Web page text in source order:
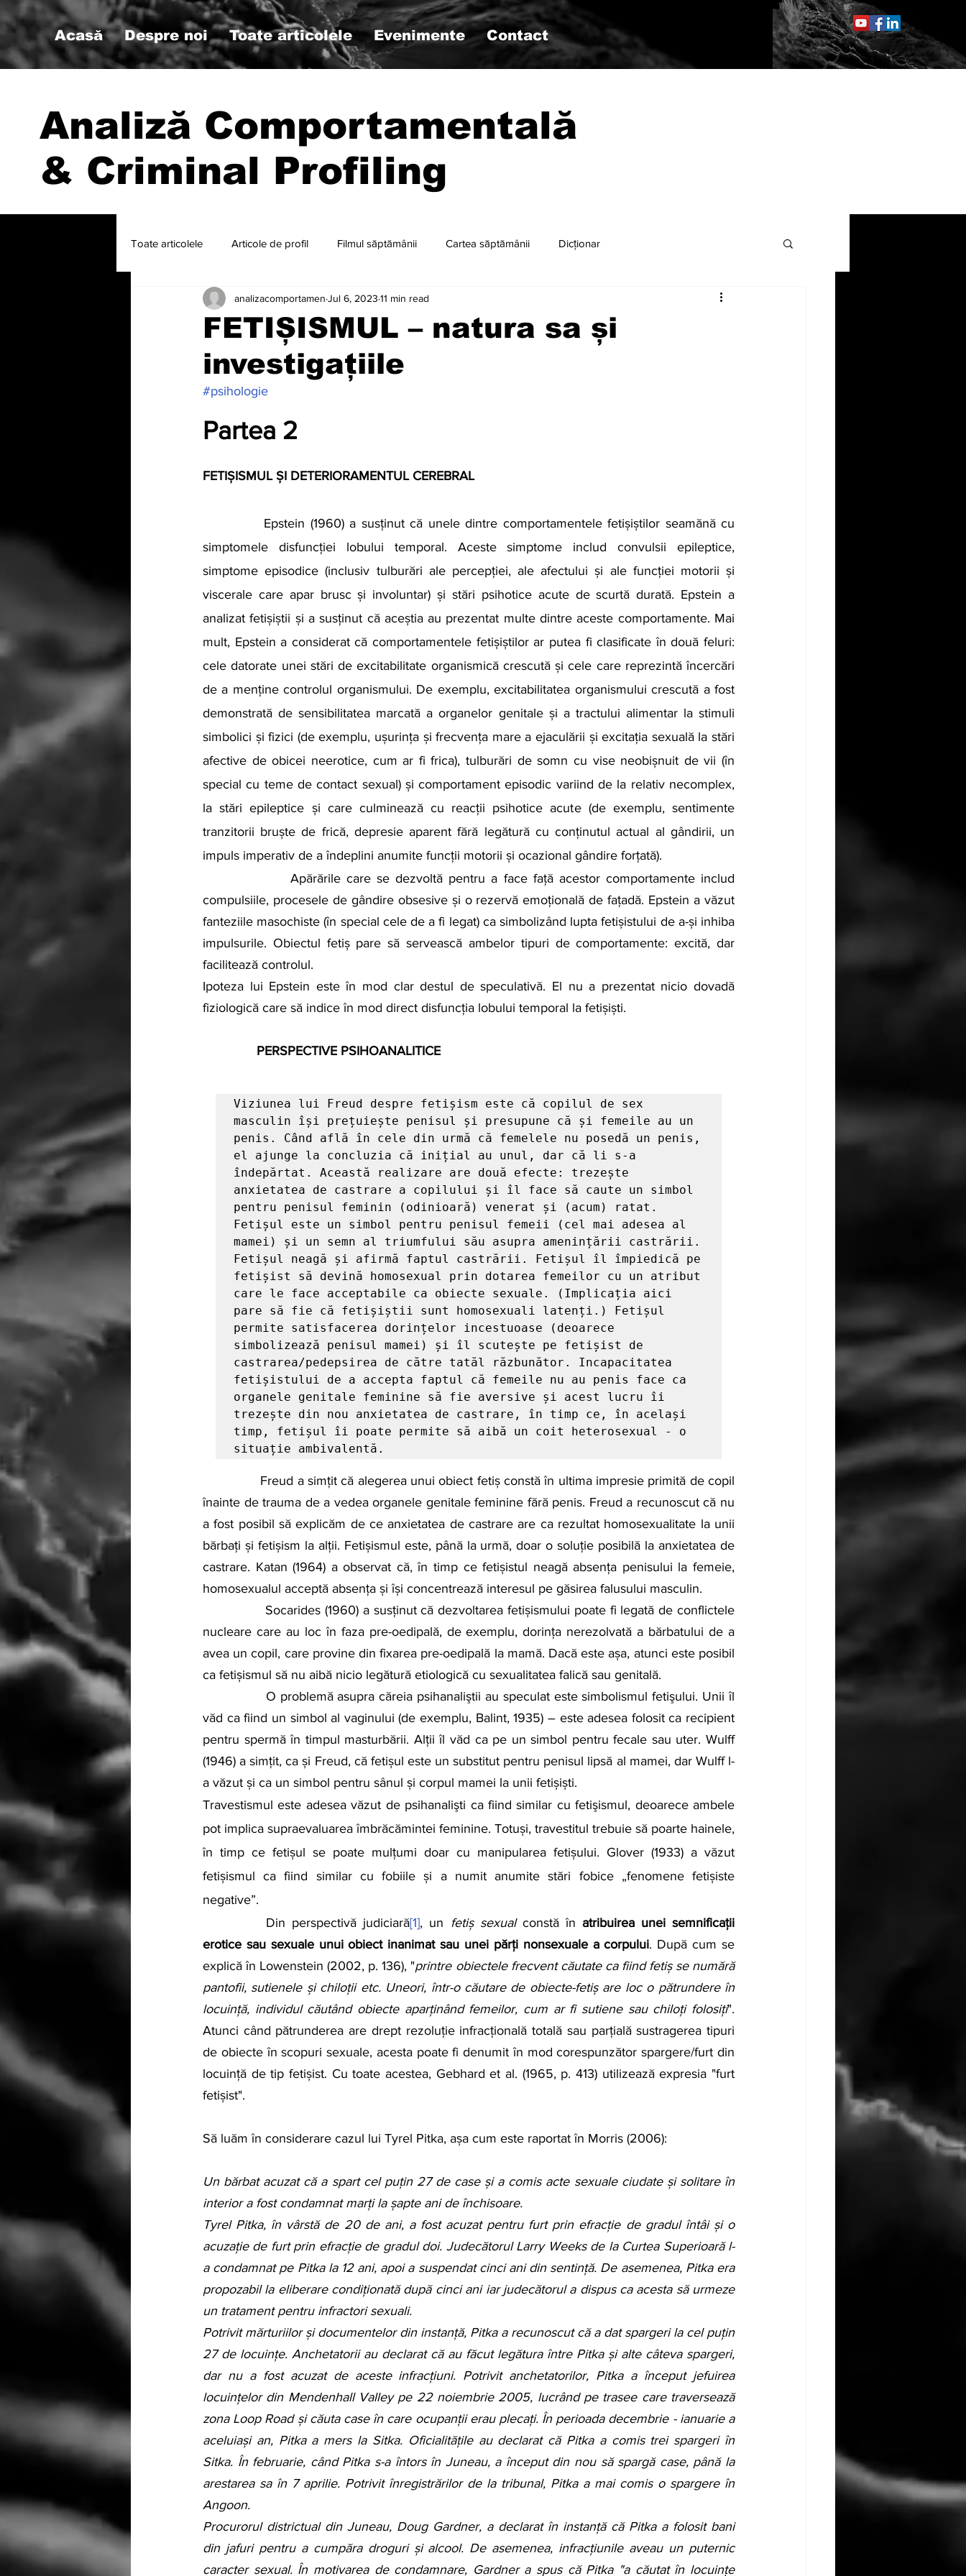
Acasă Despre noi Toate articolele Evenimente Contact
Analiză Comportamentală
& Criminal Profiling
Toate articolele Articole de profil Filmul săptămânii Cartea săptămânii Dicționar
#psihologiemilitara #analizacompor
FETIȘISMUL – natura sa și
investigațiile
analizacomportamen Jul 6, 2023 11 min read
#psihologie
Partea 2
FETIȘISMUL ȘI DETERIORAMENTUL CEREBRAL
simptomele disfuncției lobului temporal. Aceste simptome includ convulsii epileptice,
simptome episodice (inclusiv tulburări ale percepției, ale afectului și ale funcției motorii și
viscerale care apar brusc și involuntar) și stări psihotice acute de scurtă durată. Epstein a
analizat fetișiștii și a susținut că aceștia au prezentat multe dintre aceste comportamente. Mai
mult, Epstein a considerat că comportamentele fetișiștilor ar putea fi clasificate în două feluri:
cele datorate unei stări de excitabilitate organismică crescută și cele care reprezintă încercări
de a menține controlul organismului. De exemplu, excitabilitatea organismului crescută a fost
demonstrată de sensibilitatea marcată a organelor genitale și a tractului alimentar la stimuli
simbolici și fizici (de exemplu, ușurința și frecvența mare a ejaculării și excitația sexuală la stări
afective de obicei neerotice, cum ar fi frica), tulburări de somn cu vise neobișnuit de vii (în
special cu teme de contact sexual) și comportament episodic variind de la relativ necomplex,
la stări epileptice și care culminează cu reacții psihotice acute (de exemplu, sentimente
tranzitorii bruște de frică, depresie aparent fără legătură cu conținutul actual al gândirii, un
impuls imperativ de a îndeplini anumite funcții motorii și ocazional gândire forțată).
compulsiile, procesele de gândire obsesive și o rezervă emoțională de fațadă. Epstein a văzut
fanteziile masochiste (în special cele de a fi legat) ca simbolizând lupta fetișistului de a-și inhiba
impulsurile. Obiectul fetiș pare să servească ambelor tipuri de comportamente: excită, dar
facilitează controlul.
Ipoteza lui Epstein este în mod clar destul de speculativă. El nu a prezentat nicio dovadă
fiziologică care să indice în mod direct disfuncția lobului temporal la fetișiști.
  PERSPECTIVE PSIHOANALITICE
Viziunea lui Freud despre fetișism este că copilul de sex
masculin își prețuiește penisul și presupune că și femeile au un
penis. Când află în cele din urmă că femelele nu posedă un penis,
el ajunge la concluzia că inițial au unul, dar că li s-a
îndepărtat. Această realizare are două efecte: trezește
anxietatea de castrare a copilului și îl face să caute un simbol
pentru penisul feminin (odinioară) venerat și (acum) ratat.
Fetișul este un simbol pentru penisul femeii (cel mai adesea al
mamei) și un semn al triumfului său asupra amenințării castrării.
Fetișul neagă și afirmă faptul castrării. Fetișul îl împiedică pe
fetișist să devină homosexual prin dotarea femeilor cu un atribut
care le face acceptabile ca obiecte sexuale. (Implicația aici
pare să fie că fetișiștii sunt homosexuali latenți.) Fetișul
permite satisfacerea dorințelor incestuoase (deoarece
simbolizează penisul mamei) și îl scutește pe fetișist de
castrarea/pedepsirea de către tatăl răzbunător. Incapacitatea
fetișistului de a accepta faptul că femeile nu au penis face ca
organele genitale feminine să fie aversive și acest lucru îi
trezește din nou anxietatea de castrare, în timp ce, în același
timp, fetișul îi poate permite să aibă un coit heterosexual - o
situație ambivalentă.
înainte de trauma de a vedea organele genitale feminine fără penis. Freud a recunoscut că nu
a fost posibil să explicăm de ce anxietatea de castrare are ca rezultat homosexualitate la unii
bărbați și fetișism la alții. Fetișismul este, până la urmă, doar o soluție posibilă la anxietatea de
castrare. Katan (1964) a observat că, în timp ce fetișistul neagă absența penisului la femeie,
homosexualul acceptă absența și își concentrează interesul pe găsirea falusului masculin.
               Socarides (1960) a susținut că dezvoltarea fetișismului poate fi legată de conflictele
nucleare care au loc în faza pre-oedipală, de exemplu, dorința nerezolvată a bărbatului de a
avea un copil, care provine din fixarea pre-oedipală la mamă. Dacă este așa, atunci este posibil
ca fetișismul să nu aibă nicio legătură etiologică cu sexualitatea falică sau genitală.
văd ca fiind un simbol al vaginului (de exemplu, Balint, 1935) – este adesea folosit ca recipient
pentru spermă în timpul masturbării. Alții îl văd ca pe un simbol pentru fecale sau uter. Wulff
(1946) a simțit, ca și Freud, că fetișul este un substitut pentru penisul lipsă al mamei, dar Wulff l-
a văzut și ca un simbol pentru sânul și corpul mamei la unii fetișiști.
Travestismul este adesea văzut de psihanalişti ca fiind similar cu fetişismul, deoarece ambele
pot implica supraevaluarea îmbrăcămintei feminine. Totuși, travestitul trebuie să poarte hainele,
în timp ce fetișul se poate mulțumi doar cu manipularea fetișului. Glover (1933) a văzut
fetișismul ca fiind similar cu fobiile și a numit anumite stări fobice „fenomene fetișiste
negative”.
		Din perspectivă judiciară
[1], un fetiș sexual constă în atribuirea unei semnificații
erotice sau sexuale unui obiect inanimat sau unei părți nonsexuale a corpului. După cum se
explică în Lowenstein (2002, p. 136), "printre obiectele frecvent căutate ca fiind fetiș se numără
pantofii, sutienele și chiloții etc. Uneori, într-o căutare de obiecte-fetiș are loc o pătrundere în
locuință, individul căutând obiecte aparținând femeilor, cum ar fi sutiene sau chiloți folosiți".
Atunci când pătrunderea are drept rezoluție infracțională totală sau parțială sustragerea tipuri
de obiecte în scopuri sexuale, acesta poate fi denumit în mod corespunzător spargere/furt din
locuință de tip fetișist. Cu toate acestea, Gebhard et al. (1965, p. 413) utilizează expresia "furt
fetișist".
Să luăm în considerare cazul lui Tyrel Pitka, așa cum este raportat în Morris (2006):
Un bărbat acuzat că a spart cel puțin 27 de case și a comis acte sexuale ciudate și solitare în
interior a fost condamnat marți la șapte ani de închisoare.
Tyrel Pitka, în vârstă de 20 de ani, a fost acuzat pentru furt prin efracție de gradul întâi și o
acuzație de furt prin efracție de gradul doi. Judecătorul Larry Weeks de la Curtea Superioară l-
a condamnat pe Pitka la 12 ani, apoi a suspendat cinci ani din sentință. De asemenea, Pitka era
propozabil la eliberare condiționată după cinci ani iar judecătorul a dispus ca acesta să urmeze
un tratament pentru infractori sexuali.
Potrivit mărturiilor și documentelor din instanță, Pitka a recunoscut că a dat spargeri la cel puțin
27 de locuințe. Anchetatorii au declarat că au făcut legătura între Pitka și alte câteva spargeri,
dar nu a fost acuzat de aceste infracțiuni. Potrivit anchetatorilor, Pitka a început jefuirea
locuințelor din Mendenhall Valley pe 22 noiembrie 2005, lucrând pe trasee care traversează
zona Loop Road și căuta case în care ocupanții erau plecați. În perioada decembrie - ianuarie a
aceluiași an, Pitka a mers la Sitka. Oficialitățile au declarat că Pitka a comis trei spargeri în
Sitka. În februarie, când Pitka s-a întors în Juneau, a început din nou să spargă case, până la
arestarea sa în 7 aprilie. Potrivit înregistrărilor de la tribunal, Pitka a mai comis o spargere în
Angoon.
Procurorul districtual din Juneau, Doug Gardner, a declarat în instanță că Pitka a folosit bani
din jafuri pentru a cumpăra droguri și alcool. De asemenea, infracțiunile aveau un puternic
caracter sexual. În motivarea de condamnare, Gardner a spus că Pitka "a căutat în locuințe